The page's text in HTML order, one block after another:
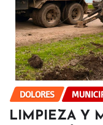
DOLORES
LIMPIEZA Y